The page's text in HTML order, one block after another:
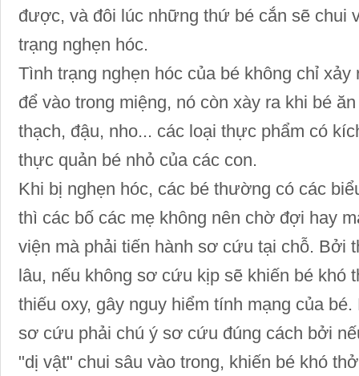
được, và đôi lúc những thứ bé cắn sẽ chui
trạng nghẹn hóc.
Tình trạng nghẹn hóc của bé không chỉ
để vào trong miệng, nó còn xày ra khi bé
thạch, đậu, nho... các loại thực phẩm có
thực quản bé nhỏ của các con.
Khi bị nghẹn hóc, các bé thường có các
thì các bố các mẹ không nên chờ đợi hay
viện mà phải tiến hành sơ cứu tại chỗ. Bởi
lâu, nếu không sơ cứu kịp sẽ khiến bé khó
thiếu oxy, gây nguy hiểm tính mạng của
sơ cứu phải chú ý sơ cứu đúng cách bởi
"dị vật" chui sâu vào trong, khiến bé khó